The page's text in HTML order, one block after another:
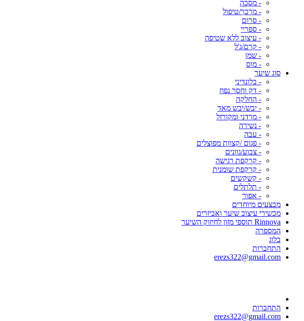
- מסכה
- מרכך/טיפול
- סרום
- ספריי
- עיצוב ללא שטיפה
- קרם/ג'ל
- שמן
- מוס
סוג שיער
- בלונדיני
- דק וחסר נפח
- החלקה
- יבש/יבש מאד
- מרדני ומקורזל
- נשירה
- עבה
- פגום /קצוות מפוצלים
- צבוע/גוונים
- קרקפת רגישה
- קרקפת שומנית
- קשקשים
- תלתלים
- אפור
מבצעים מיוחדים
מכשירי עיצוב שיער ואביזרים
Rinnova תוספי מזון לחיזוק השיער
המספרה
בלוג
התחברות
erezs322@gmail.com
התחברות
erezs322@gmail.com